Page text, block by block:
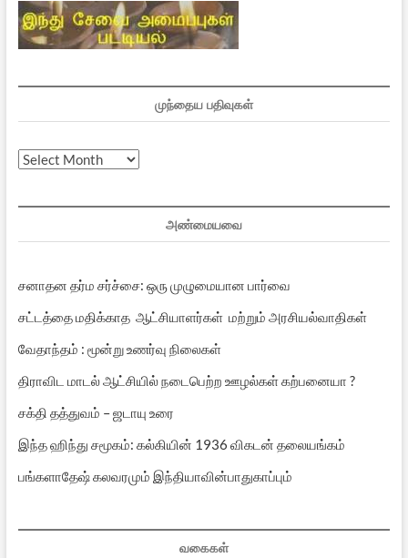
முந்தைய பதிவுகள்
முந்தைய
அண்மையவை
சனாதன தர்ம சர்ச்சை: ஒரு முழுமையான பார்வை
சட்டத்தை மதிக்காத ஆட்சியாளர்கள் மற்றும் அரசியல்வாதிகள்
வேதாந்தம் : மூன்று உணர்வு நிலைகள்
திராவிட மாடல் ஆட்சியில் நடைபெற்ற ஊழல்கள் கற்பனையா ?
சக்தி தத்துவம் – ஜடாயு உரை
இந்த ஹிந்து சமூகம்: கல்கியின் 1936 விகடன் தலையங்கம்
பங்களாதேஷ் கலவரமும் இந்தியாவின்பாதுகாப்பும்
வகைகள்